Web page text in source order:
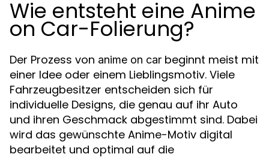
Wie entsteht eine Anime
on Car-Folierung?
Der Prozess von anime on car beginnt meist mit
einer Idee oder einem Lieblingsmotiv. Viele
Fahrzeugbesitzer entscheiden sich für
individuelle Designs, die genau auf ihr Auto
und ihren Geschmack abgestimmt sind. Dabei
wird das gewünschte Anime-Motiv digital
bearbeitet und optimal auf die